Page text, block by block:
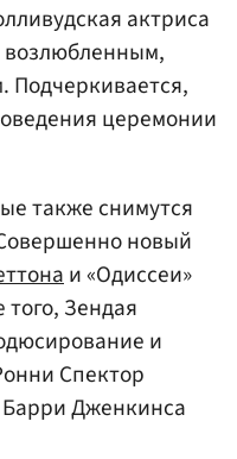
актриса
возлюбленным,
Подчеркивается,
церемонии
также снимутся
новый
и «Одиссеи»
того, Зендая
и
Спектор
Дженкинса